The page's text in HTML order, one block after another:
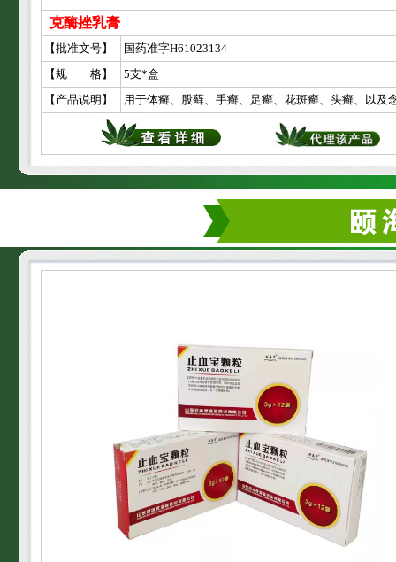
克酶挫乳膏
【批准文号】
国药准字H61023134
【规 格】
5支*盒
【产品说明】